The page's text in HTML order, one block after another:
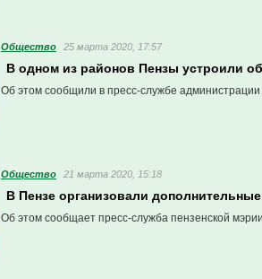
Общество 25 марта 2020, 17:57
В одном из районов Пензы устроили
Об этом сообщили в пресс-службе
Общество 21 марта 2020, 15:18
В Пензе организовали
Об этом сообщает пресс-служба пензенской